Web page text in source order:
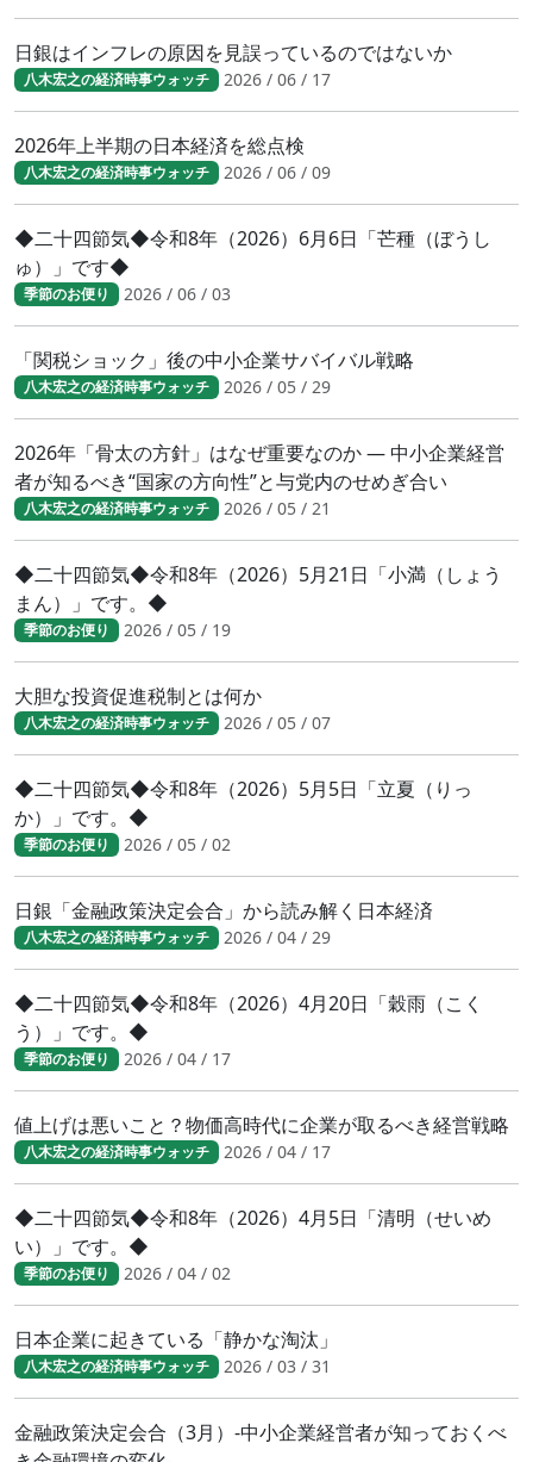
日銀はインフレの原因を見誤っているのではないか
八木宏之の経済時事ウォッチ 2026 / 06 / 17
2026年上半期の日本経済を総点検
八木宏之の経済時事ウォッチ 2026 / 06 / 09
◆二十四節気◆令和8年（2026）6月6日「芒種（ぼうし
ゅ）」です◆
季節のお便り 2026 / 06 / 03
「関税ショック」後の中小企業サバイバル戦略
八木宏之の経済時事ウォッチ 2026 / 05 / 29
2026年「骨太の方針」はなぜ重要なのか ― 中小企業経営
者が知るべき“国家の方向性”と与党内のせめぎ合い
八木宏之の経済時事ウォッチ 2026 / 05 / 21
◆二十四節気◆令和8年（2026）5月21日「小満（しょう
まん）」です。◆
季節のお便り 2026 / 05 / 19
大胆な投資促進税制とは何か
八木宏之の経済時事ウォッチ 2026 / 05 / 07
◆二十四節気◆令和8年（2026）5月5日「立夏（りっ
か）」です。◆
季節のお便り 2026 / 05 / 02
日銀「金融政策決定会合」から読み解く日本経済
八木宏之の経済時事ウォッチ 2026 / 04 / 29
◆二十四節気◆令和8年（2026）4月20日「穀雨（こく
う）」です。◆
季節のお便り 2026 / 04 / 17
値上げは悪いこと？物価高時代に企業が取るべき経営戦略
八木宏之の経済時事ウォッチ 2026 / 04 / 17
◆二十四節気◆令和8年（2026）4月5日「清明（せいめ
い）」です。◆
季節のお便り 2026 / 04 / 02
日本企業に起きている「静かな淘汰」
八木宏之の経済時事ウォッチ 2026 / 03 / 31
金融政策決定会合（3月）-中小企業経営者が知っておくべ